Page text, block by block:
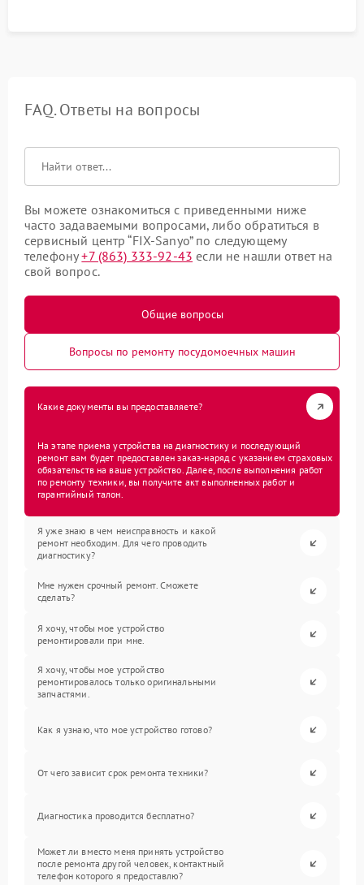
FAQ. Ответы на вопросы
Вы можете ознакомиться с приведенными ниже
часто задаваемыми вопросами, либо обратиться в
сервисный центр “FIX-Sanyo” по следующему
телефону+7 (863) 333-92-43 если не нашли ответ на
свой вопрос.
Общие вопросы
Вопросы по ремонту посудомоечных машин
Какие документы вы предоставляете?
На этапе приема устройства на диагностику и последующий
ремонт вам будет предоставлен заказ-наряд с указанием страховых
обязательств на ваше устройство. Далее, после выполнения работ
по ремонту техники, вы получите акт выполненных работ и
гарантийный талон.
Я уже знаю в чем неисправность и какой
ремонт необходим. Для чего проводить
диагностику?
Мне нужен срочный ремонт. Сможете
сделать?
Я хочу, чтобы мое устройство
ремонтировали при мне.
Я хочу, чтобы мое устройство
ремонтировалось только оригинальными
запчастями.
Как я узнаю, что мое устройство готово?
От чего зависит срок ремонта техники?
Диагностика проводится бесплатно?
Может ли вместо меня принять устройство
после ремонта другой человек, контактный
телефон которого я предоставлю?